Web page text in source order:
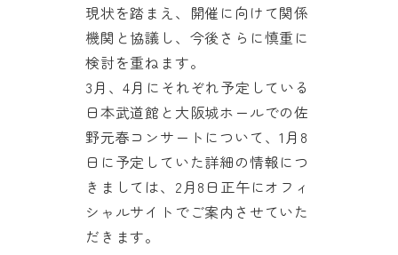
現状を踏まえ、開催に向けて関係
機関と協議し、今後さらに慎重に
検討を重ねます。
3月、4月にそれぞれ予定している
日本武道館と大阪城ホールでの佐
野元春コンサートについて、1月8
日に予定していた詳細の情報につ
きましては、2月8日正午にオフィ
シャルサイトでご案内させていた
だきます。